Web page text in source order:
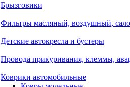
Брызговики
Фильтры масляный, воздушный,
Детские автокресла и бустеры
Провода прикуривания, клеммы,
Коврики автомобильные